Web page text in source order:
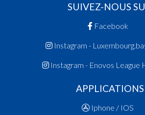
SUIVEZ-NOUS
Facebook
Instagram -
Instagram - Enovos League
APPLICATIONS
Iphone / IOS